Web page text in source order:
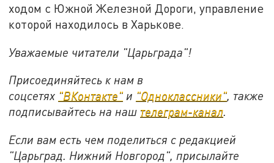
ходом с Южной Железной Дороги, управление
которой находилось в Харькове.
Уважаемые читатели "Царьграда"!
Присоединяйтесь к нам в
соцсетях "ВКонтакте" и "Одноклассники", также
подписывайтесь на наш телеграм-канал.
Если вам есть чем поделиться с редакцией
"Царьград. Нижний Новгород", присылайте